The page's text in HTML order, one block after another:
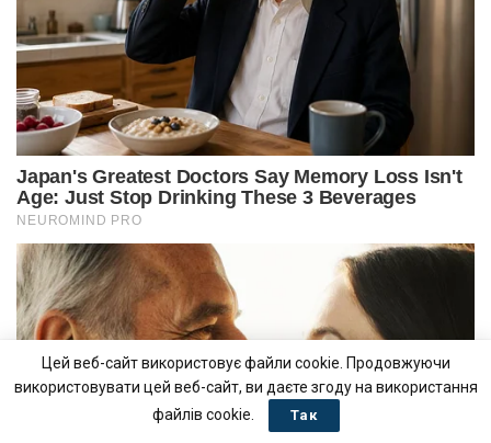
Цей веб-сайт використовує файли cookie. Продовжуючи
використовувати цей веб-сайт, ви даєте згоду на використання
файлів cookie.
Так